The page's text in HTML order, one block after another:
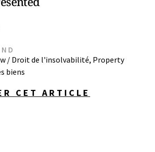
/ Droit de l'insolvabilité, Property
biens
CET ARTICLE